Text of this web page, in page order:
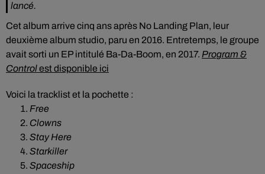
lancé.
Cet album arrive cinq ans après No Landing Plan, leur
deuxième album studio, paru en 2016. Entretemps, le groupe
avait sorti un EP intitulé Ba-Da-Boom, en 2017. Program &
Controlest disponible ici
Voici la tracklist et la pochette :
Free
Clowns
Stay Here
Starkiller
Spaceship